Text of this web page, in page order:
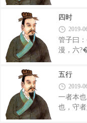
万物均
待之，
水淖弱
也；量
平而止
者，道
者，五
非得失
藏于万
四时
2019-
管子曰
漫，六
氖痹徽
ヒ玻吭
琶魇フ
旎觥Ｊ
Χ
五行
2019-
一者本
也，守